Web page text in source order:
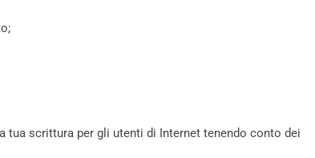
tua scrittura per gli utenti di Internet tenendo conto dei